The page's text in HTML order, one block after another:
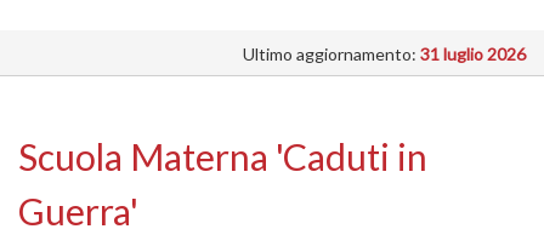
INTERVENTI
SI
Ultimo aggiornamento: 31 luglio 2026
Scuola Materna 'Caduti in
Guerra'